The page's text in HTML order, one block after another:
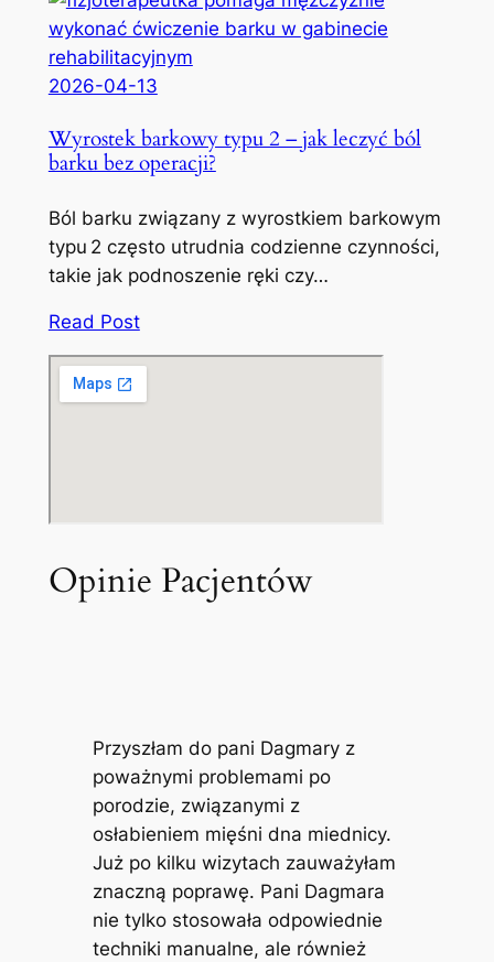
2026-04-13
Wyrostek barkowy typu 2 – jak leczyć ból
barku bez operacji?
Ból barku związany z wyrostkiem barkowym
typu 2 często utrudnia codzienne czynności,
takie jak podnoszenie ręki czy…
Read Post
Opinie Pacjentów
Przyszłam do pani Dagmary z
poważnymi problemami po
porodzie, związanymi z
osłabieniem mięśni dna miednicy.
Już po kilku wizytach zauważyłam
znaczną poprawę. Pani Dagmara
nie tylko stosowała odpowiednie
techniki manualne, ale również